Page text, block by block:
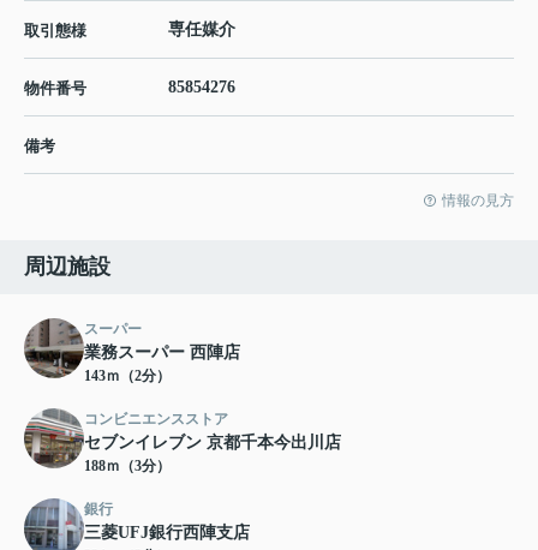
取引態様 専任媒介
物件番号 85854276
備考
情報の見方
周辺施設
スーパー
業務スーパー 西陣店
143ｍ（2分）
コンビニエンスストア
セブンイレブン 京都千本今出川店
188ｍ（3分）
銀行
三菱UFJ銀行西陣支店